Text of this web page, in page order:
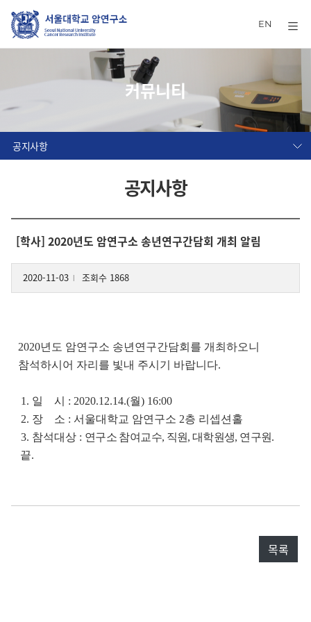
EN
커뮤니티
공지사항
공지사항
[학사] 2020년도 암연구소 송년연구간담회 개최 알림
2020-11-03 조회수 1868
2020년도 암연구소 송년연구간담회를 개최하오니
참석하시어 자리를 빛내 주시기 바랍니다.
1. 일 시 : 2020.12.14.(월) 16:00
2. 장 소 : 서울대학교 암연구소 2층 리셉션홀
3. 참석대상 : 연구소 참여교수, 직원, 대학원생, 연구원.
끝.
목록